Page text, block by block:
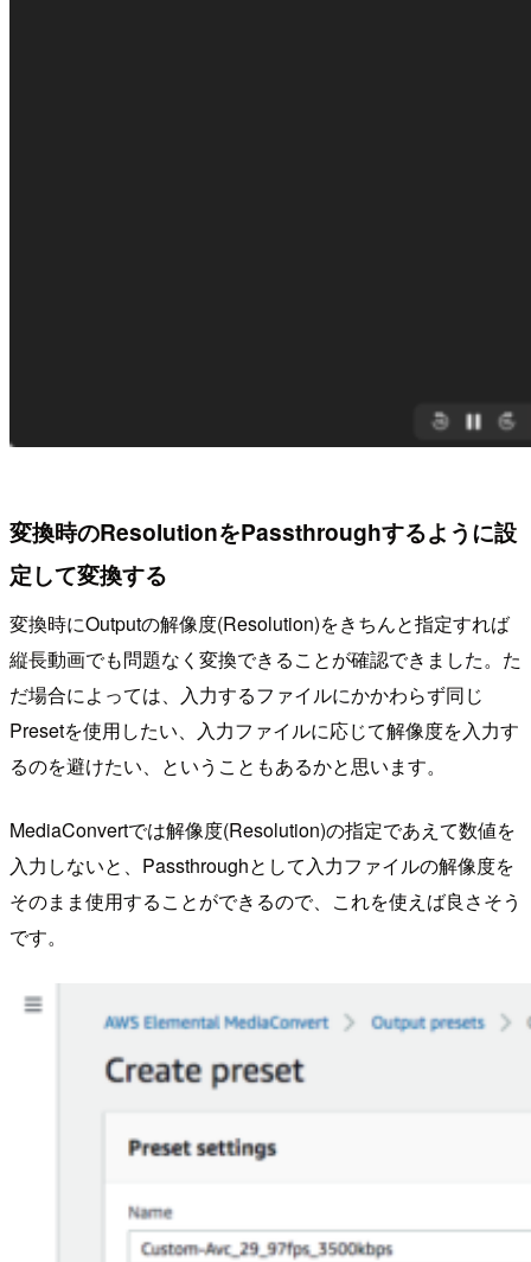
変換時のResolutionをPassthroughするように設
定して変換する
変換時にOutputの解像度(Resolution)をきちんと指定すれば
縦長動画でも問題なく変換できることが確認できました。た
だ場合によっては、入力するファイルにかかわらず同じ
Presetを使用したい、入力ファイルに応じて解像度を入力す
るのを避けたい、ということもあるかと思います。
MediaConvertでは解像度(Resolution)の指定であえて数値を
入力しないと、Passthroughとして入力ファイルの解像度を
そのまま使用することができるので、これを使えば良さそう
です。